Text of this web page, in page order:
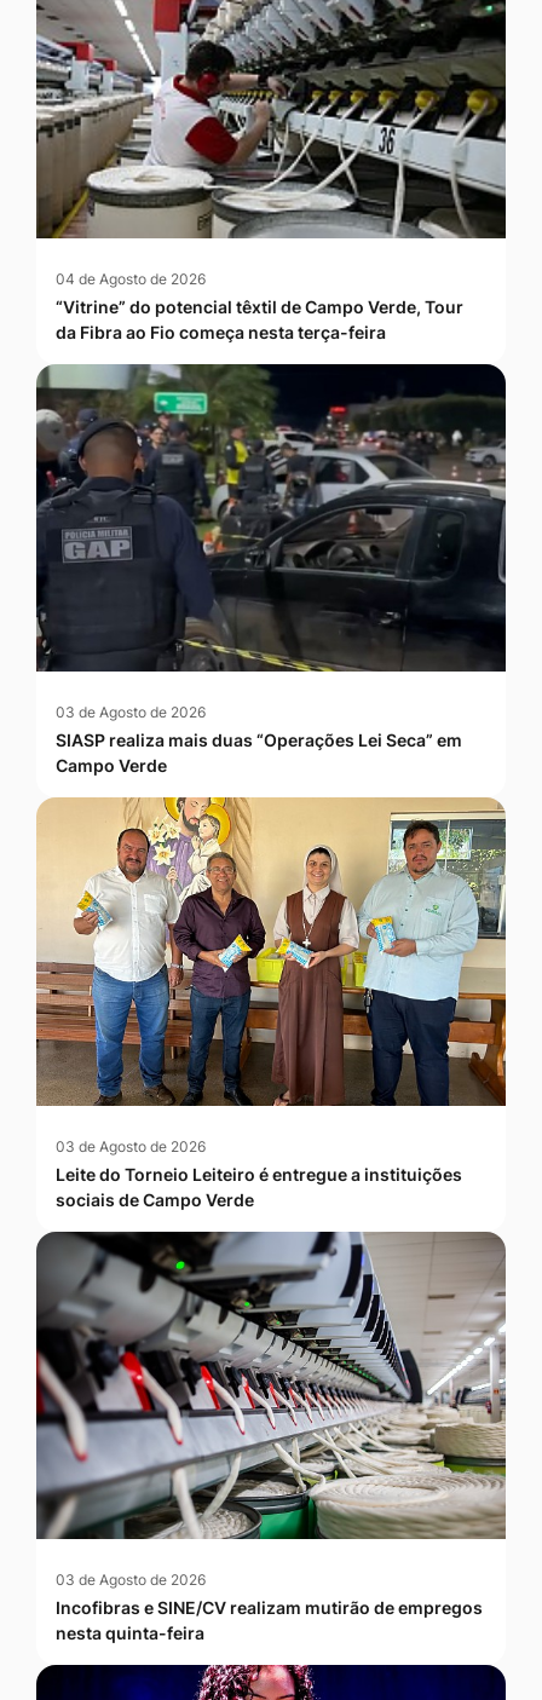
04 de Agosto de 2026
“Vitrine” do potencial têxtil de Campo Verde, Tour
da Fibra ao Fio começa nesta terça-feira
03 de Agosto de 2026
SIASP realiza mais duas “Operações Lei Seca” em
Campo Verde
03 de Agosto de 2026
Leite do Torneio Leiteiro é entregue a instituições
sociais de Campo Verde
03 de Agosto de 2026
Incofibras e SINE/CV realizam mutirão de empregos
nesta quinta-feira